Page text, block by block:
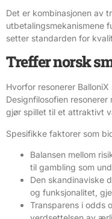
Det er kombinasjonen av
utbetalingsmekanismene
setter standarden for
Treffer norsk
Hvorfor resonerer
Designfilosofien
gjør spillet til et attraktivt
Spesifikke faktorer som
Balansen mellom
til gambling som
Den skandinaviske
og funksjonalitet,
Transparens i odds